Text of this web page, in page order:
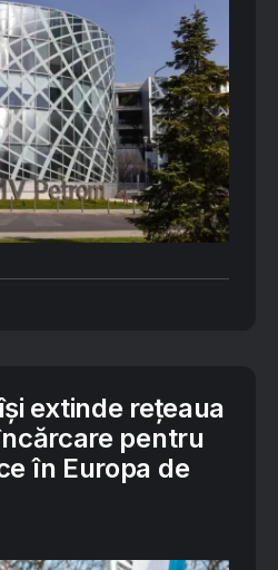
extinde rețeaua
pentru
în Europa de